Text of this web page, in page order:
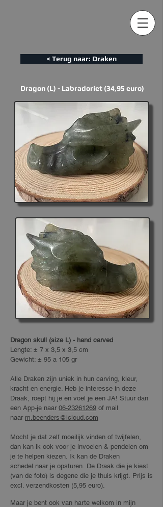
< Terug naar: Draken
Dragon (L) - Labradoriet (34,95 euro)
Dragon skull (size L) - hand carved
Lengte: ± 7 x 3,5 x 3,5 cm
Gewicht: ± 95 a 105 gr
Alle Draken zijn uniek in hun carving, kleur,
kracht en energie. Heb je interesse in deze
Draak, roept hij je en voel je een JA! Stuur dan
een App-je naar 06-23261269 of mail
naar m.beenders@icloud.com
Mocht je dat zelf moeilijk vinden of twijfelen,
dan kan ik ook voor je invoelen & pendelen om
je te helpen kiezen. Ik kan de Draken
schedel naar je opsturen. De Draak die je kiest
(van de foto) is degene die je thuis krijgt. Prijs is
excl. verzendkosten (5,95 euro).
Maar je bent ook van harte welkom in mijn